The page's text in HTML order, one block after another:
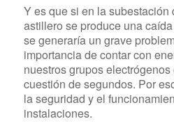
Y es que si en la subestación
astillero se produce una
se generaría un grave
importancia de contar con
nuestros grupos
cuestión de segundos. Por
la seguridad y el
instalaciones.